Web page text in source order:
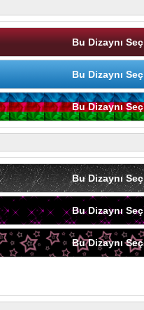
Bu Dizaynı Seç
Bu Dizaynı Seç
Bu Dizaynı Seç
Bu Dizaynı Seç
Bu Dizaynı Seç
Bu Dizaynı Seç